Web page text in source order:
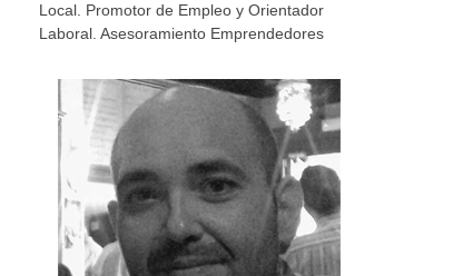
Local. Promotor de Empleo y Orientador
Laboral. Asesoramiento Emprendedores